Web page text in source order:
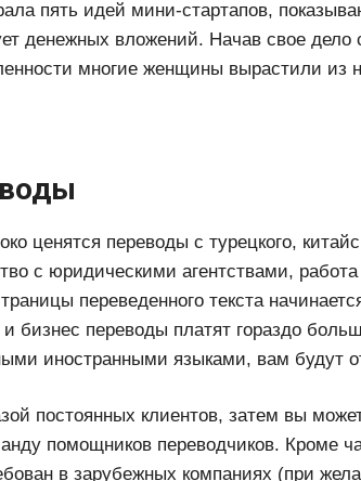
пять идей мини-стартапов,
денежных вложений. Начав свое
многие женщины вырастили из
ценятся переводы с турецкого,
с юридическими агентствами,
переведенного текста
и бизнес переводы платят гораздо
иностранными языками, вам будут
постоянных клиентов, затем вы
помощников переводчиков. Кроме
в зарубежных компаниях (при